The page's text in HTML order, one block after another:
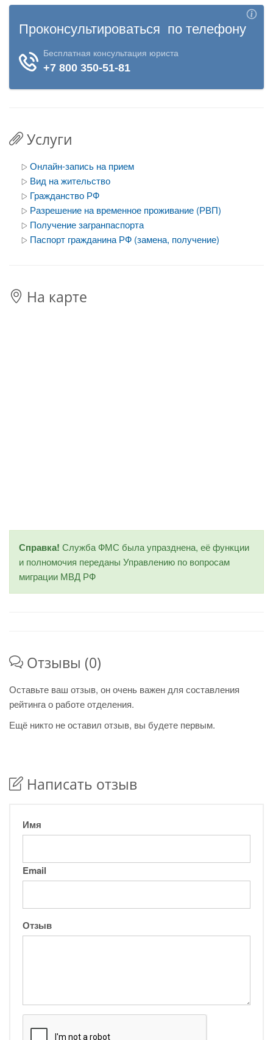
Услуги
Онлайн-запись на прием
Вид на жительство
Гражданство РФ
Разрешение на временное проживание (РВП)
Получение загранпаспорта
Паспорт гражданина РФ (замена, получение)
На карте
Справка! Служба ФМС была упразднена, её функции
и полномочия переданы Управлению по вопросам
миграции МВД РФ
Отзывы (0)
Оставьте ваш отзыв, он очень важен для составления
рейтинга о работе отделения.
Ещё никто не оставил отзыв, вы будете первым.
Написать отзыв
Имя
Email
Отзыв